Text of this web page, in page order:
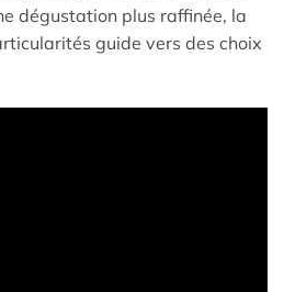
dégustation plus raffinée, la
guide vers des choix